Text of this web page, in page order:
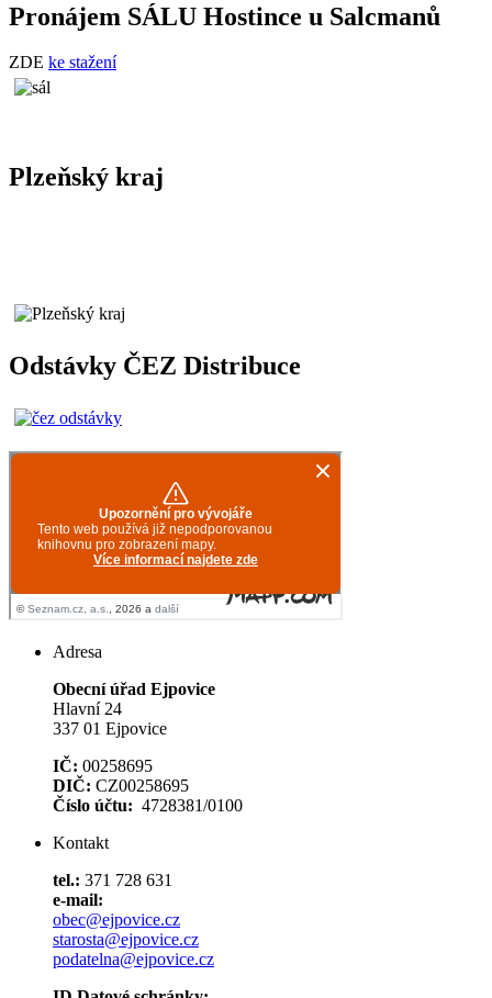
Pronájem SÁLU Hostince u Salcmanů
ZDE ke stažení
Plzeňský kraj
Odstávky ČEZ Distribuce
Adresa
Obecní úřad Ejpovice
Hlavní 24
337 01 Ejpovice
IČ: 00258695
DIČ: CZ00258695
Číslo účtu: 4728381/0100
Kontakt
tel.: 371 728 631
e-mail:
obec@ejpovice.cz
starosta@ejpovice.cz
podatelna@ejpovice.cz